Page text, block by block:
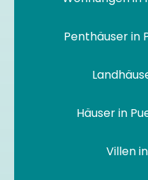
Penthäuser in
Häuser in
Villen